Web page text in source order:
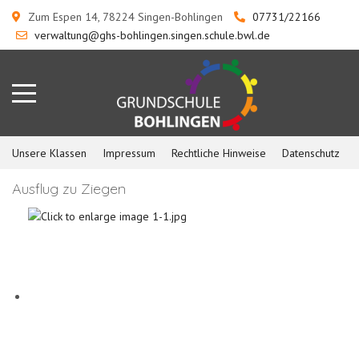
Zum Espen 14, 78224 Singen-Bohlingen
07731/22166
verwaltung@ghs-bohlingen.singen.schule.bwl.de
Unsere Klassen Impressum Rechtliche Hinweise Datenschutz
Ausflug zu Ziegen